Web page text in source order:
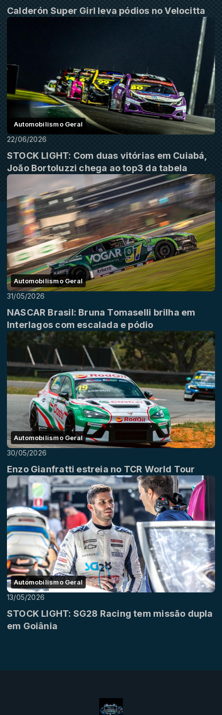
Calderón Super Girl leva pódios no Velocitta
Automobilismo Geral
22/06/2026
STOCK LIGHT: Com duas vitórias em Cuiabá,
João Bortoluzzi chega ao top3 da tabela
Automobilismo Geral
31/05/2026
NASCAR Brasil: Bruna Tomaselli brilha em
Interlagos com escalada e pódio
Automobilismo Geral
30/05/2026
Enzo Gianfratti estreia no TCR World Tour
Automobilismo Geral
13/05/2026
STOCK LIGHT: SG28 Racing tem missão dupla
em Goiânia